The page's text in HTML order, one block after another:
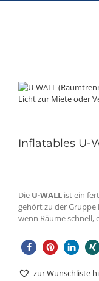
Inflatables U-
Die U-WALL ist ein
gehört zu der
wenn Räume schnell,
zur Wunschliste